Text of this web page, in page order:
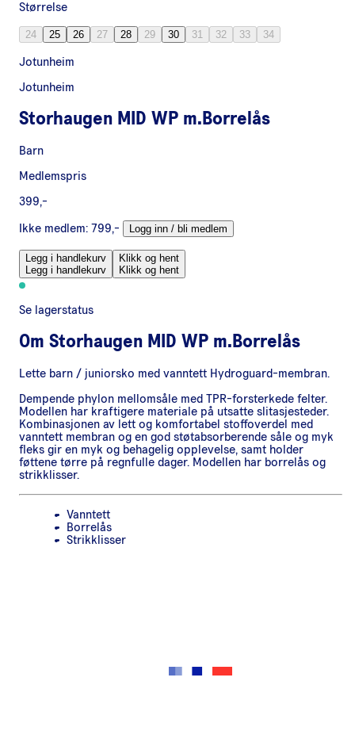
Størrelse
24 25 26 27 28 29 30 31 32 33 34
Jotunheim
Jotunheim
Storhaugen MID WP m.Borrelås
Barn
Medlemspris
399,-
Ikke medlem: 799,- Logg inn / bli medlem
Legg i handlekurv
Legg i handlekurv
Klikk og hent
Klikk og hent
Se lagerstatus
Om Storhaugen MID WP m.Borrelås
Lette barn / juniorsko med vanntett Hydroguard-membran.
Dempende phylon mellomsåle med TPR-forsterkede felter.
Modellen har kraftigere materiale på utsatte slitasjesteder.
Kombinasjonen av lett og komfortabel stoffoverdel med
vanntett membran og en god støtabsorberende såle og myk
fleks gir en myk og behagelig opplevelse, samt holder
føttene tørre på regnfulle dager. Modellen har borrelås og
strikklisser.
Vanntett
Borrelås
Strikklisser